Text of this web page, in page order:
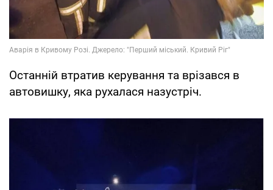
Останній втратив керування та врізався в
автовишку, яка рухалася назустріч.